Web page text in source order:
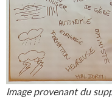
Image provenant du